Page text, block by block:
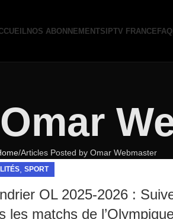
NOS ABONNEMENTSIPTV FRANCEFAQ
Omar
Articles Posted by Omar Webmaster
SPORT
OL 2025-2026 :
les matchs de